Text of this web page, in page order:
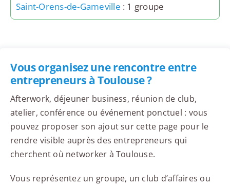
Saint-Orens-de-Gameville : 1 groupe
Vous organisez une rencontre entre
entrepreneurs à Toulouse ?
Afterwork, déjeuner business, réunion de club,
atelier, conférence ou événement ponctuel : vous
pouvez proposer son ajout sur cette page pour le
rendre visible auprès des entrepreneurs qui
cherchent où networker à Toulouse.
Vous représentez un groupe, un club d’affaires ou